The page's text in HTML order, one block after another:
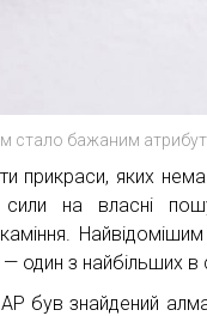
стало бажаним
прикраси, яких
сили на власні
Найвідомішим
один з найбільших в
був знайдений